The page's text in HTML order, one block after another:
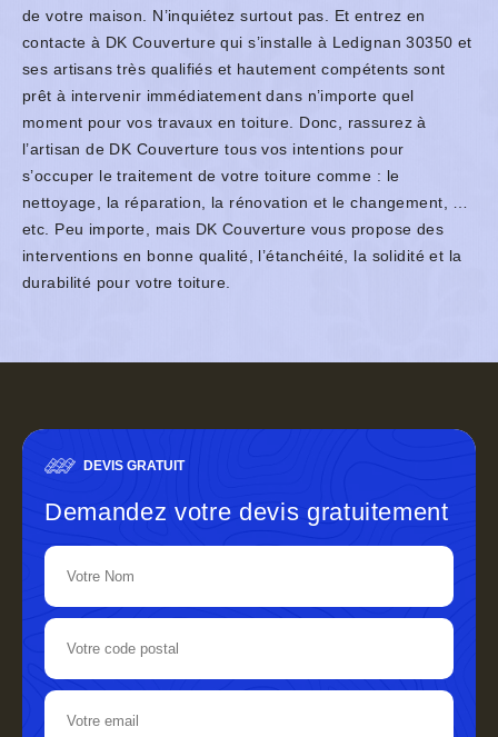
de votre maison. N’inquiétez surtout pas. Et entrez en
contacte à DK Couverture qui s’installe à Ledignan 30350 et
ses artisans très qualifiés et hautement compétents sont
prêt à intervenir immédiatement dans n’importe quel
moment pour vos travaux en toiture. Donc, rassurez à
l’artisan de DK Couverture tous vos intentions pour
s’occuper le traitement de votre toiture comme : le
nettoyage, la réparation, la rénovation et le changement, …
etc. Peu importe, mais DK Couverture vous propose des
interventions en bonne qualité, l’étanchéité, la solidité et la
durabilité pour votre toiture.
DEVIS GRATUIT
Demandez votre devis gratuitement